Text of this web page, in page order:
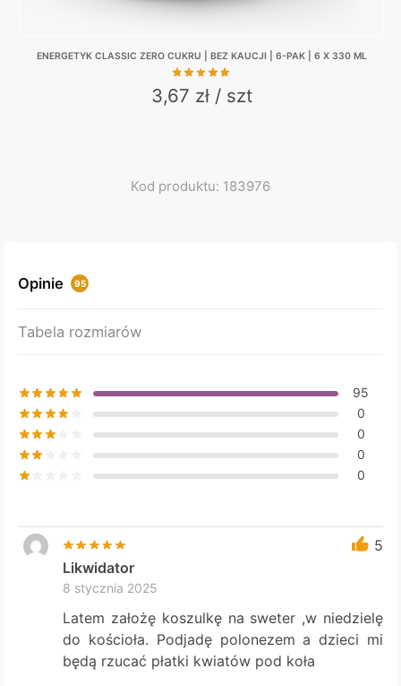
ENERGETYK CLASSIC ZERO CUKRU | BEZ KAUCJI | 6-PAK | 6 X 330 ML
3,67 zł / szt
Kod produktu: 183976
Opinie 95
Tabela rozmiarów
95
0
0
0
0
5
Likwidator
8 stycznia 2025
Latem założę koszulkę na sweter ,w niedzielę
do kościoła. Podjadę polonezem a dzieci mi
będą rzucać płatki kwiatów pod koła